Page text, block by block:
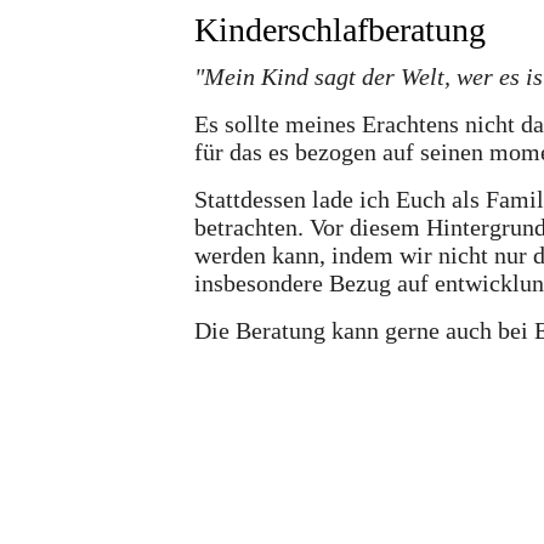
Kinderschlafberatung
"Mein Kind sagt der Welt, wer es
Es sollte meines Erachtens nicht
für das es bezogen auf seinen
Stattdessen lade ich Euch als
betrachten. Vor diesem
werden kann, indem wir nicht nur
insbesondere Bezug auf
Die Beratung kann gerne auch